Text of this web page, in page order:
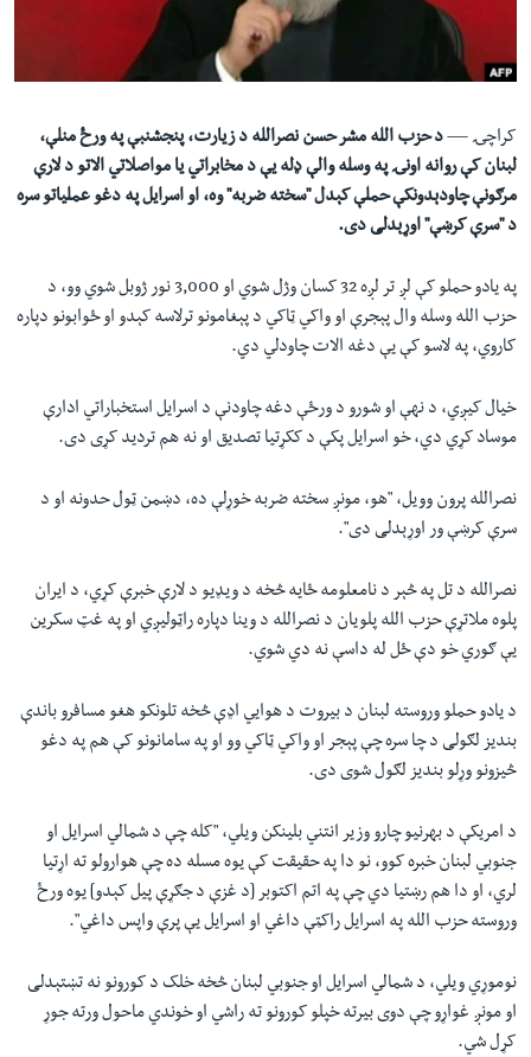
مخکې
لټون
واوړئ
Learning English
FOLLOW US
کراچۍ —د حزب الله مشر حسن نصرالله د زيارت، پنجشنبې په ورځ منلې،
لبنان کې روانه اونۍ په وسله والې ډله یې د مخابراتي يا مواصلاتي الاتو د لارې
مرګونې چاودېدونکې حملې کېدل "سخته ضربه" وه، او اسرايل په دغو عملياتو سره
د "سرې کرښې" اوړېدلی دی.
په يادو حملو کې لږ تر لږه 32 کسان وژل شوي او 3,000 نور ژوبل شوي وو، د
حزب الله وسله وال پېجرې او واکي ټاکي د پېغامونو ترلاسه کېدو او ځوابونو دپاره
کاروي، په لاسو کې یې دغه الات چاودلي دي.
خيال کيږي، د نهې او شورو د ورځې دغه چاودنې د اسرایل استخباراتي ادارې
موساد کړي دي، خو اسرايل پکې د ککړتيا تصديق او نه هم ترديد کړی دی.
نصرالله پرون وويل، "هو، مونږ سخته ضربه خوړلې ده، دښمن ټول حدونه او د
سرې کرښې ور اوړېدلی دی".
نصرالله د تل په څېر د نامعلومه ځايه څخه د ويډيو د لارې خبرې کړي، د ایران
پلوه ملاتړې حزب الله پلويان د نصرالله د وينا دپاره راټوليږي او په غټ سکرين
یې ګوري خو دې ځل له داسې نه دي شوي.
د يادو حملو وروسته لبنان د بيروت د هوايي اډې څخه تلونکو هغو مسافرو باندې
بنديز لګولی د چا سره چې پېجر او واکي ټاکي وو او په سامانونو کې هم په دغو
څيزونو وړلو بنديز لګول شوی دی.
د امریکې د بهرنيو چارو وزیر انتني بلينکن ويلي، "کله چې د شمالي اسرایل او
جنوبي لبنان خبره کوو، نو دا په حقيقت کې يوه مسله ده چې هوارولو ته اړتیا
لري، او دا هم رښتيا دي چې په اتم اکتوبر [د غزې د جګړې پيل کېدو] يوه ورځ
وروسته حزب الله په اسرايل راکټې داغي او اسرايل یې پرې واپس داغي".
نوموړي ويلي، د شمالي اسرايل او جنوبي لبنان څخه خلک د کورونو نه تښتېدلی
او مونږ غواړو چې دوی بيرته خپلو کورونو ته راشي او خوندي ماحول ورته جوړ
کړل شي.